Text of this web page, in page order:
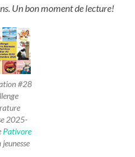
Un bon moment de lecture!
#28
2025-
Pativore